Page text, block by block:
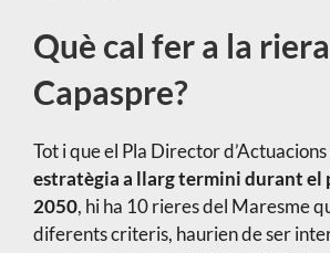
Què cal fer a la riera
Capaspre?
Tot i que el Pla Director
estratègia a llarg termini durant el
2050, hi ha 10 rieres del Maresme
diferents criteris, haurien de ser